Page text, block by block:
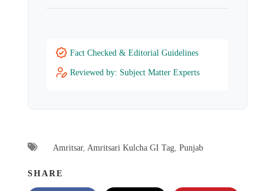
Fact Checked & Editorial Guidelines
Reviewed by: Subject Matter Experts
Amritsar, Amritsari Kulcha GI Tag Punjab
SHARE